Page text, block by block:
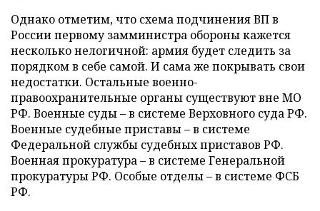
Однако отметим, что схема подчинения ВП в
России первому замминистра обороны кажется
несколько нелогичной: армия будет следить за
порядком в себе самой. И сама же покрывать свои
недостатки. Остальные военно-
правоохранительные органы существуют вне МО
РФ. Военные суды – в системе Верховного суда РФ.
Военные судебные приставы – в системе
Федеральной службы судебных приставов РФ.
Военная прокуратура – в системе Генеральной
прокуратуры РФ. Особые отделы – в системе ФСБ
РФ.